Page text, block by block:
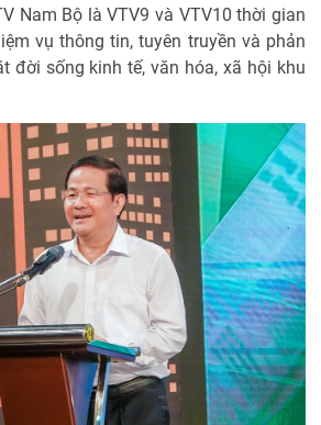
Nam Bộ là VTV9 và VTV10 thời gian
vụ thông tin, tuyên truyền và phản
đời sống kinh tế, văn hóa, xã hội khu